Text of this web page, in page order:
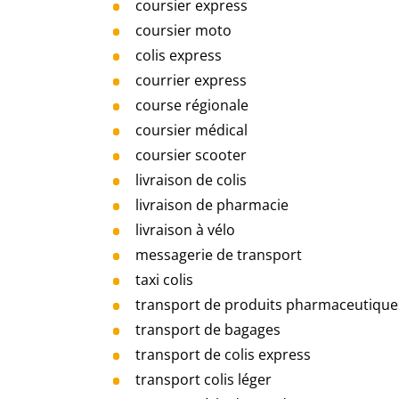
coursier express
coursier moto
colis express
courrier express
course régionale
coursier médical
coursier scooter
livraison de colis
livraison de pharmacie
livraison à vélo
messagerie de transport
taxi colis
transport de produits
transport de bagages
transport de colis express
transport colis léger